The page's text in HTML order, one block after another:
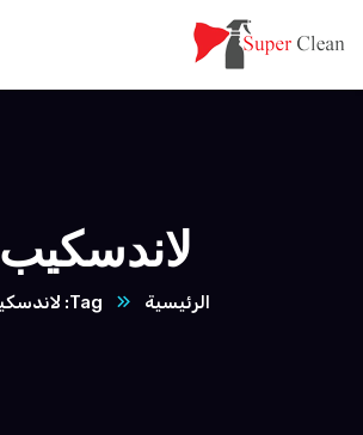
لاندسكيب
الرئيسية Tag: لاندسكيب